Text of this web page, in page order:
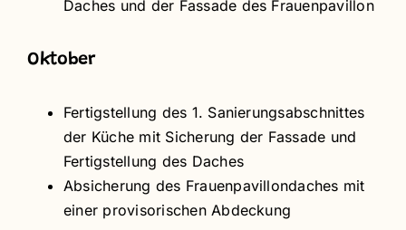
Daches und der Fassade des Frauenpavillon
Oktober
Fertigstellung des 1. Sanierungsabschnittes
der Küche mit Sicherung der Fassade und
Fertigstellung des Daches
Absicherung des Frauenpavillondaches mit
einer provisorischen Abdeckung